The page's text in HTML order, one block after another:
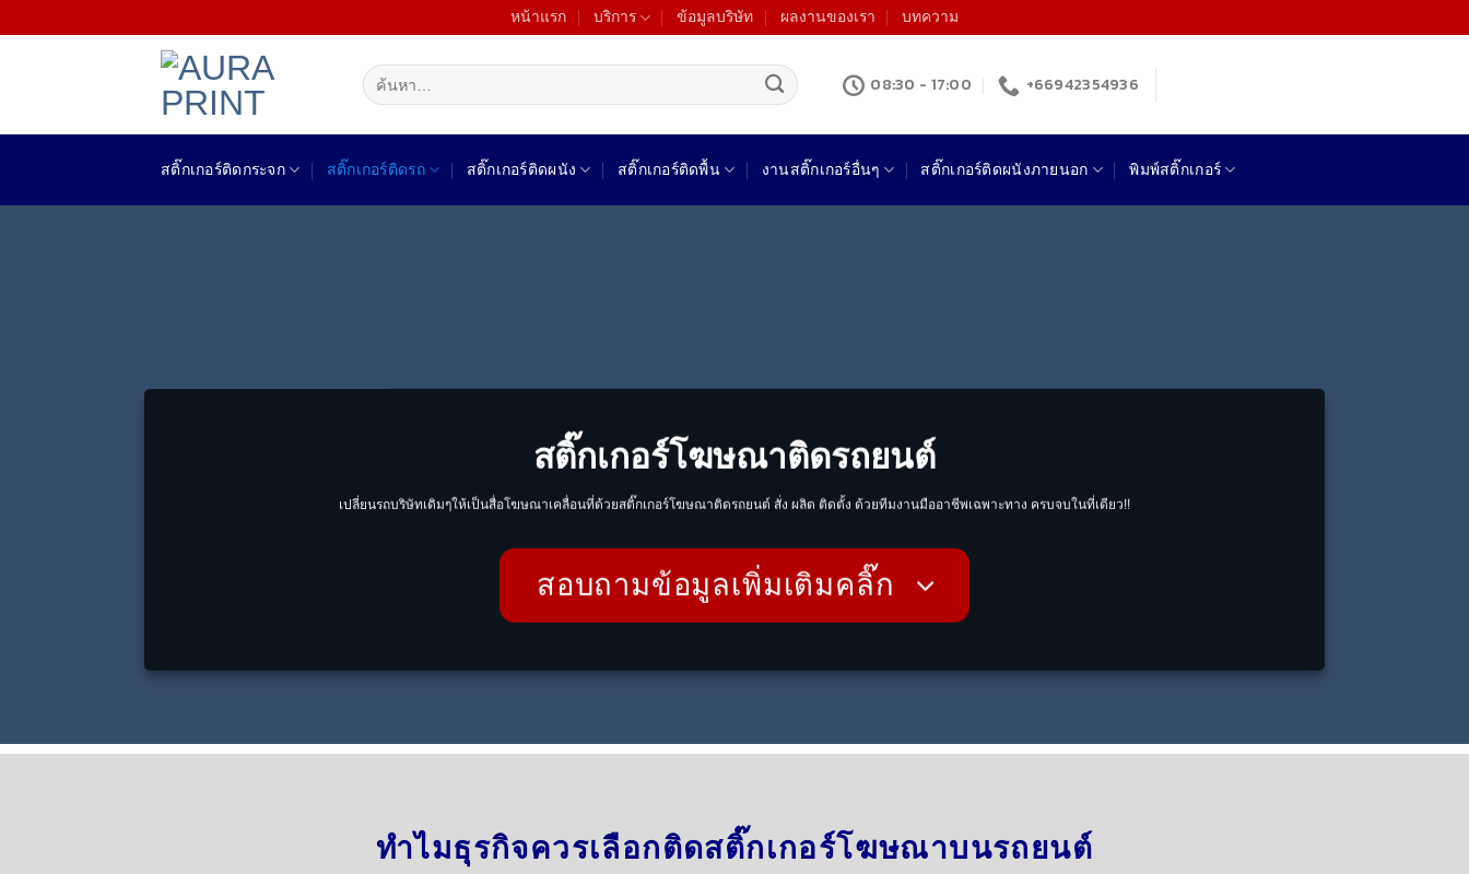
หน้าแรก บริการ ข้อมูลบริษัท ผลงานของเรา บทความ
ค้นหา: 08:30 - 17:00 +66942354936
สติ๊กเกอร์ติดกระจก สติ๊กเกอร์ติดรถ สติ๊กเกอร์ติดผนัง สติ๊กเกอร์ติดพื้น งานสติ๊กเกอร์อื่นๆ สติ๊กเกอร์ติดผนังภายนอก พิมพ์สติ๊กเกอร์
สติ๊กเกอร์โฆษณาติดรถยนต์
เปลี่ยนรถบริษัทเดิมๆให้เป็นสื่อโฆษณาเคลื่อนที่ด้วยสติ๊กเกอร์โฆษณาติดรถยนต์ สั่ง ผลิต ติดตั้ง ด้วยทีมงานมืออาชีพเฉพาะทาง ครบจบในที่เดียว!!
สอบถามข้อมูลเพิ่มเติมคลิ๊ก
ทำไมธุรกิจควรเลือกติดสติ๊กเกอร์โฆษณาบนรถยนต์